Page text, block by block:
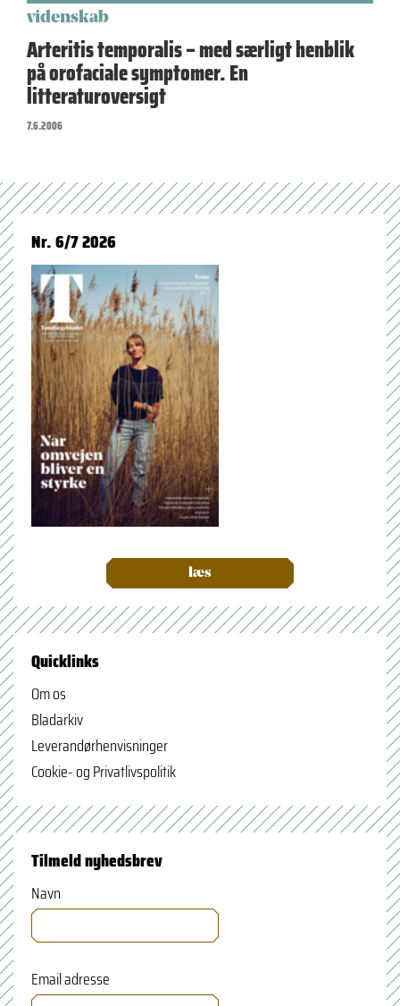
videnskab
Arteritis temporalis – med særligt henblik
på orofaciale symptomer. En
litteraturoversigt
7.6.2006
Nr. 6/7 2026
læs
Quicklinks
Om os
Bladarkiv
Leverandørhenvisninger
Cookie- og Privatlivspolitik
Tilmeld nyhedsbrev
Navn
Email adresse